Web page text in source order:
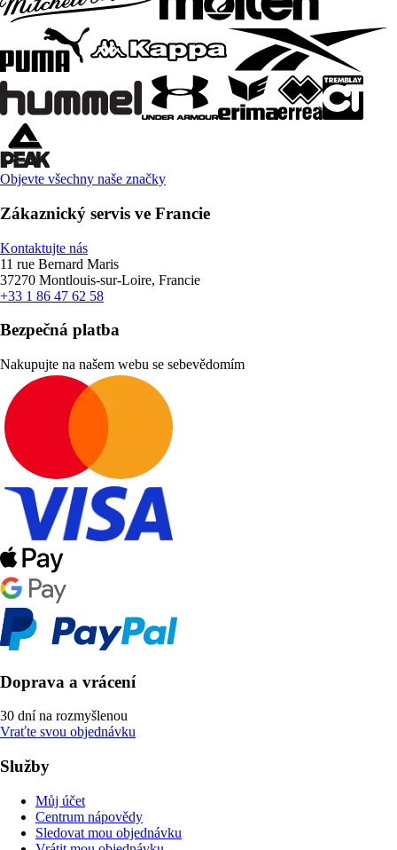
Objevte všechny naše značky
Zákaznický servis ve Francie
Kontaktujte nás
11 rue Bernard Maris
37270 Montlouis-sur-Loire, Francie
+33 1 86 47 62 58
Bezpečná platba
Nakupujte na našem webu se sebevědomím
Doprava a vrácení
30 dní na rozmyšlenou
Vraťte svou objednávku
Služby
Můj účet
Centrum nápovědy
Sledovat mou objednávku